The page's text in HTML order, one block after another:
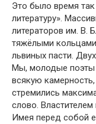
Это было время
литературу».
литераторов им. В.
тяжёлыми
львиных пасти.
Мы, молодые поэты
всякую
стремились
слово.
Имея перед собой